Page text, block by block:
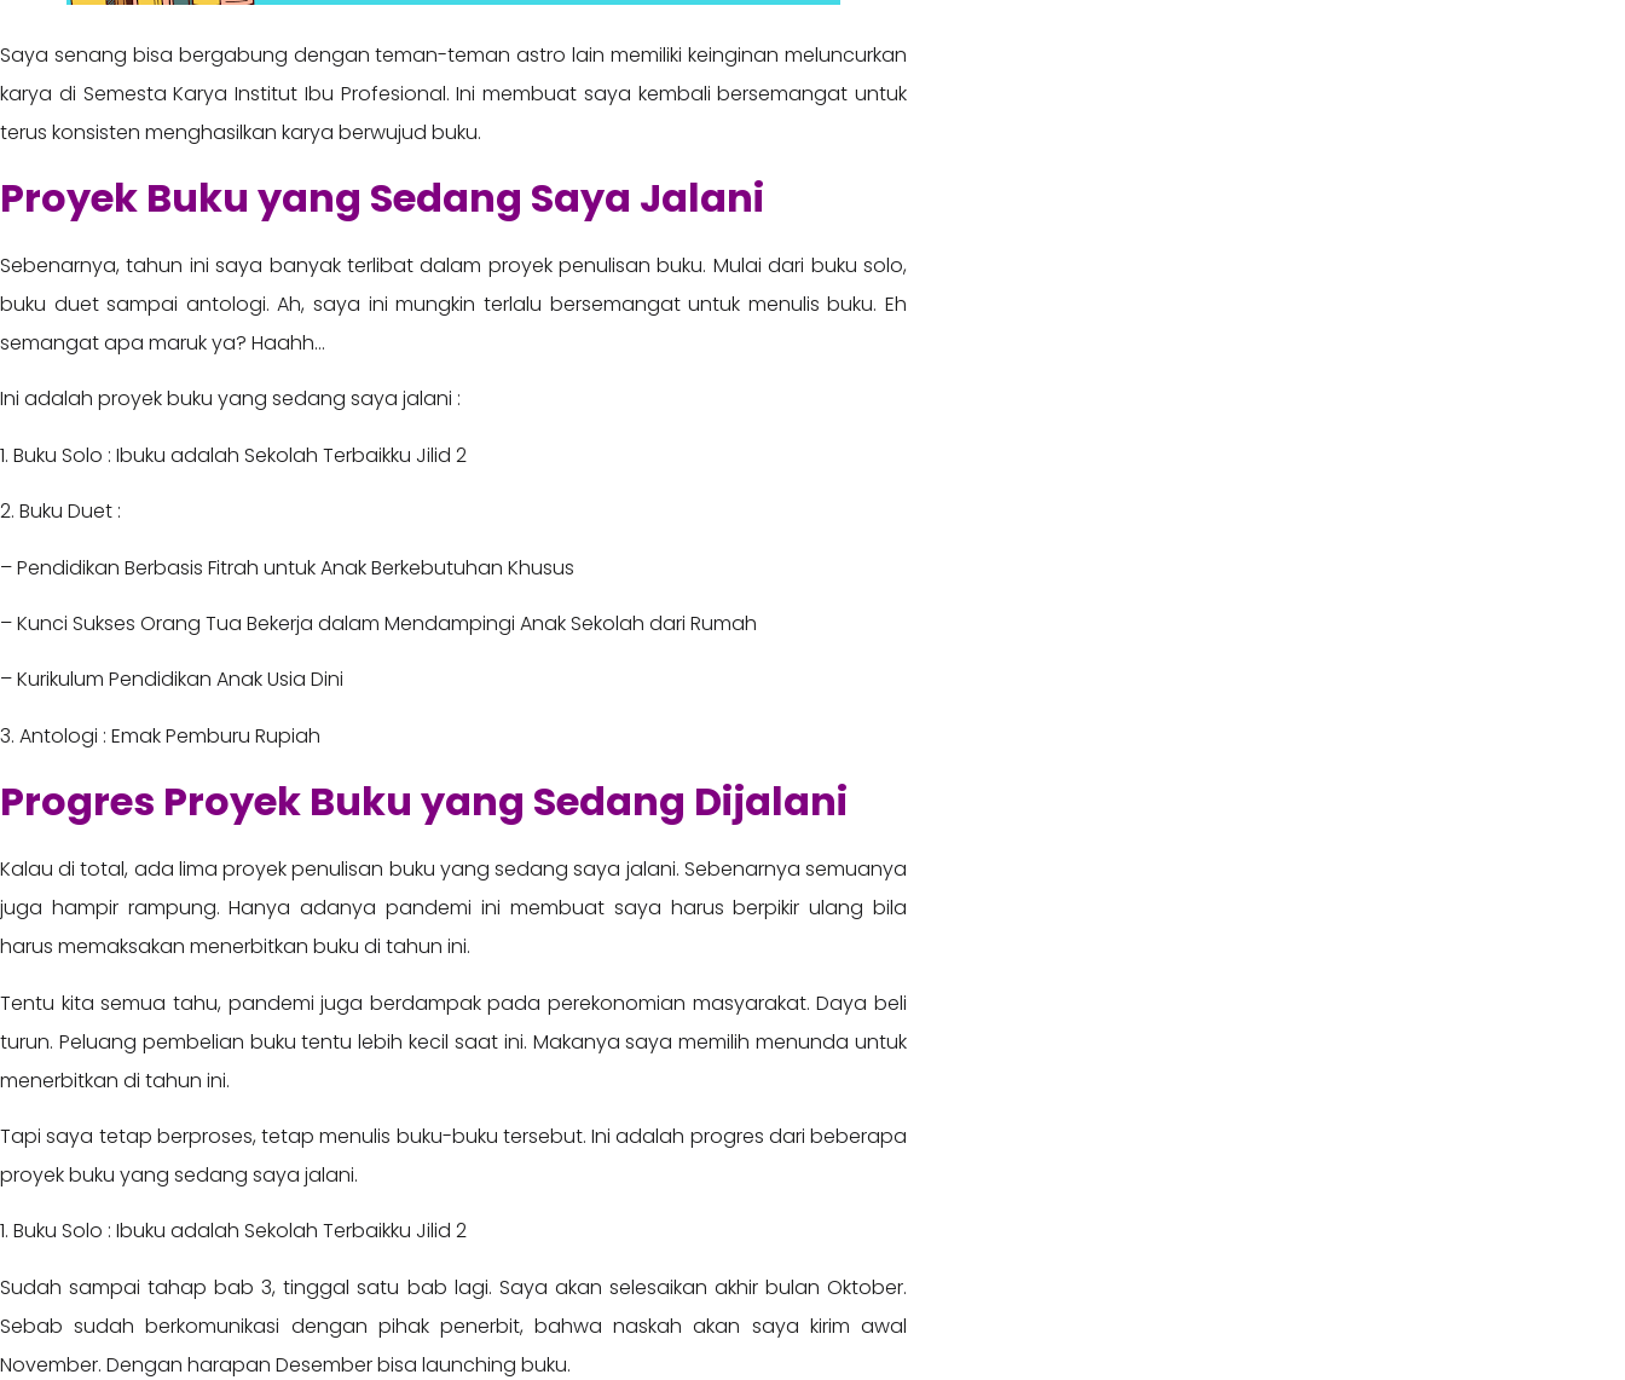
Saya senang bisa bergabung dengan teman-teman astro lain memiliki keinginan meluncurkan
karya di Semesta Karya Institut Ibu Profesional. Ini membuat saya kembali bersemangat untuk
terus konsisten menghasilkan karya berwujud buku.
Proyek Buku yang Sedang Saya Jalani
Sebenarnya, tahun ini saya banyak terlibat dalam proyek penulisan buku. Mulai dari buku solo,
buku duet sampai antologi. Ah, saya ini mungkin terlalu bersemangat untuk menulis buku. Eh
semangat apa maruk ya? Haahh…
Ini adalah proyek buku yang sedang saya jalani :
1. Buku Solo : Ibuku adalah Sekolah Terbaikku Jilid 2
2. Buku Duet :
– Pendidikan Berbasis Fitrah untuk Anak Berkebutuhan Khusus
– Kunci Sukses Orang Tua Bekerja dalam Mendampingi Anak Sekolah dari Rumah
– Kurikulum Pendidikan Anak Usia Dini
3. Antologi : Emak Pemburu Rupiah
Progres Proyek Buku yang Sedang Dijalani
Kalau di total, ada lima proyek penulisan buku yang sedang saya jalani. Sebenarnya semuanya
juga hampir rampung. Hanya adanya pandemi ini membuat saya harus berpikir ulang bila
harus memaksakan menerbitkan buku di tahun ini.
Tentu kita semua tahu, pandemi juga berdampak pada perekonomian masyarakat. Daya beli
turun. Peluang pembelian buku tentu lebih kecil saat ini. Makanya saya memilih menunda untuk
menerbitkan di tahun ini.
Tapi saya tetap berproses, tetap menulis buku-buku tersebut. Ini adalah progres dari beberapa
proyek buku yang sedang saya jalani.
1. Buku Solo : Ibuku adalah Sekolah Terbaikku Jilid 2
Sudah sampai tahap bab 3, tinggal satu bab lagi. Saya akan selesaikan akhir bulan Oktober.
Sebab sudah berkomunikasi dengan pihak penerbit, bahwa naskah akan saya kirim awal
November. Dengan harapan Desember bisa launching buku.